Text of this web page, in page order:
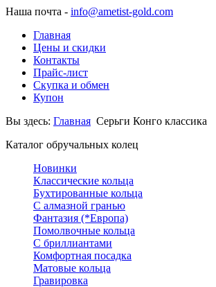
Наша почта - info@ametist-gold.com
Главная
Цены и скидки
Контакты
Прайс-лист
Скупка и обмен
Купон
Вы здесь: Главная Серьги Конго классика
Каталог обручальных колец
Новинки
Классические кольца
Бухтированные кольца
С алмазной гранью
Фантазия (*Европа)
Помолвочные кольца
С бриллиантами
Комфортная посадка
Матовые кольца
Гравировка